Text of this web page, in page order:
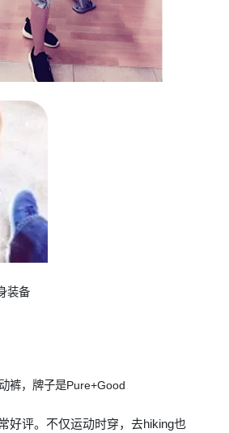
装备
裤，牌子是Pure+Good
好评。不仅运动时穿，去hiking也